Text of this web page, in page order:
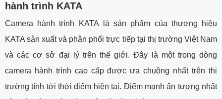
hành trình KATA
Camera hành trình KATA là sản phẩm của thương hiệu
KATA sản xuất và phân phối trực tiếp tại thị trường Việt Nam
và các cơ sở đại lý trên thế giới. Đây là một trong dòng
camera hành trình cao cấp được ưa chuộng nhất trên thị
trường tính tới thời điểm hiện tại. Điểm mạnh ấn tượng nhất